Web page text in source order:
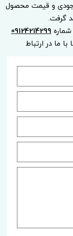
و قیمت محصول
گرفت.
09124214299
ما در ارتباط